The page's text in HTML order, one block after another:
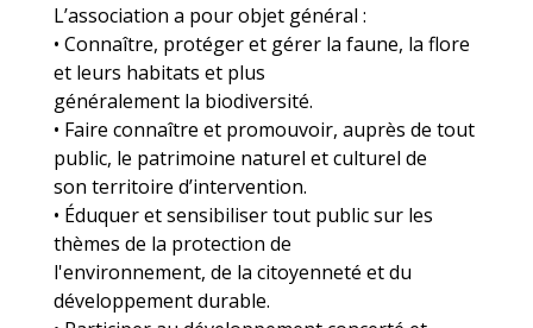
L’association a pour objet général :
• Connaître, protéger et gérer la faune, la flore
et leurs habitats et plus
généralement la biodiversité.
• Faire connaître et promouvoir, auprès de tout
public, le patrimoine naturel et culturel de
son territoire d’intervention.
• Éduquer et sensibiliser tout public sur les
thèmes de la protection de
l'environnement, de la citoyenneté et du
développement durable.